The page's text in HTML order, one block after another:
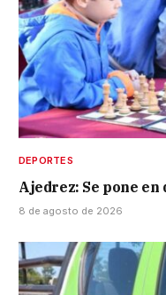
DEPORTES
Ajedrez: Se pone en
8 de agosto de 2026